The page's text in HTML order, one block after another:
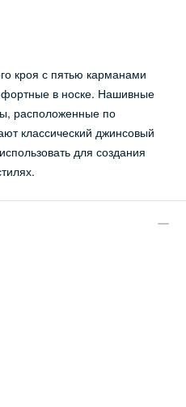
кроя с пятью карманами
в носке. Нашивные
расположенные по
классический джинсовый
для создания